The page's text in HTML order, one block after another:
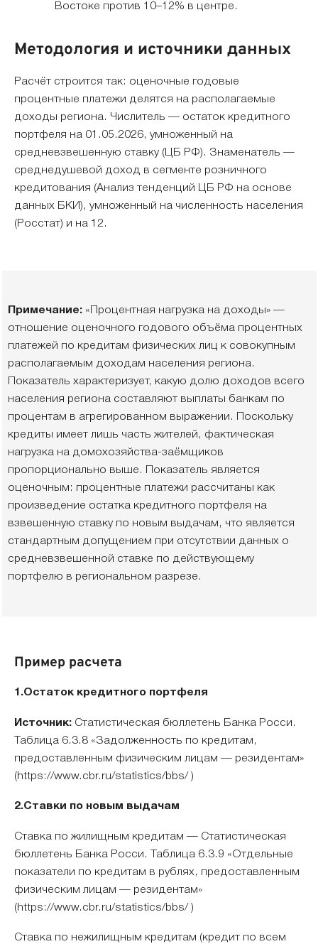
Востоке против 10–12% в центре.
Методология и источники данных
Расчёт строится так: оценочные годовые
процентные платежи делятся на располагаемые
доходы региона. Числитель — остаток кредитного
портфеля на 01.05.2026, умноженный на
средневзвешенную ставку (ЦБ РФ). Знаменатель —
среднедушевой доход в сегменте розничного
кредитования (Анализ тенденций ЦБ РФ на основе
данных БКИ), умноженный на численность населения
(Росстат) и на 12.
Примечание: «Процентная нагрузка на доходы» —
отношение оценочного годового объёма процентных
платежей по кредитам физических лиц к совокупным
располагаемым доходам населения региона.
Показатель характеризует, какую долю доходов всего
населения региона составляют выплаты банкам по
процентам в агрегированном выражении. Поскольку
кредиты имеет лишь часть жителей, фактическая
нагрузка на домохозяйства-заёмщиков
пропорционально выше. Показатель является
оценочным: процентные платежи рассчитаны как
произведение остатка кредитного портфеля на
взвешенную ставку по новым выдачам, что является
стандартным допущением при отсутствии данных о
средневзвешенной ставке по действующему
портфелю в региональном разрезе.
Пример расчета
1.Остаток кредитного портфеля
Источник: Статистическая бюллетень Банка Росси.
Таблица 6.3.8 «Задолженность по кредитам,
предоставленным физическим лицам — резидентам»
(https://www.cbr.ru/statistics/bbs/ )
2.Ставки по новым выдачам
Ставка по жилищным кредитам — Статистическая
бюллетень Банка Росси. Таблица 6.3.9 «Отдельные
показатели по кредитам в рублях, предоставленным
физическим лицам — резидентам»
(https://www.cbr.ru/statistics/bbs/ )
Ставка по нежилищным кредитам (кредит по всем